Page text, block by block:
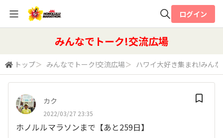
検索
ログイン
みんなでトーク!交流広場
トップ＞ みんなでトーク!交流広場＞ ハワイ大好き集まれ!みん
カク
2022/03/27 23:35
ホノルルマラソンまで【あと259日】